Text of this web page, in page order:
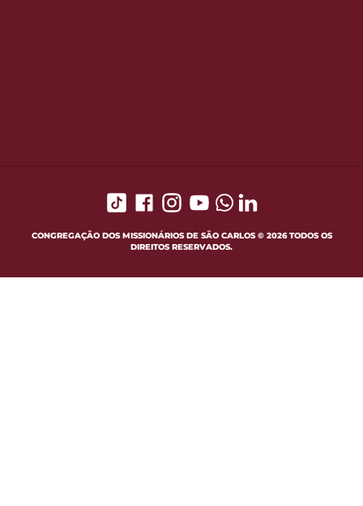
CONGREGAÇÃO DOS MISSIONÁRIOS DE SÃO CARLOS © 2026 TODOS OS
DIREITOS RESERVADOS.